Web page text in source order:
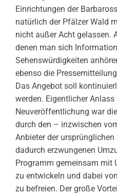
Einrichtungen der
natürlich der Pfälzer Wald
nicht außer Acht gelassen.
denen man sich
Sehenswürdigkeiten
ebenso die
Das Angebot soll
werden. Eigentlicher
Neuveröffentlichung war
durch den – inzwischen
Anbieter der
dadurch erzwungenen
Programm gemeinsam mit
zu entwickeln und dabei
zu befreien. Der große